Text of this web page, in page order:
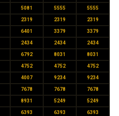
5081 5555 5555
2319 2319 2319
6401 3379 3379
2434 2434 2434
6792 8031 8031
4752 4752 4752
4007 9234 9234
7678 7678 7678
8931 5249 5249
6393 6393 6393